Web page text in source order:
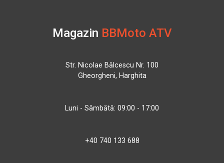
Magazin BBMoto ATV
Str. Nicolae Bălcescu Nr. 100
Gheorgheni, Harghita
Luni - Sâmbătă: 09:00 - 17:00
+40 740 133 688